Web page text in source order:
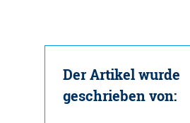
Der Artikel wurde
geschrieben von: